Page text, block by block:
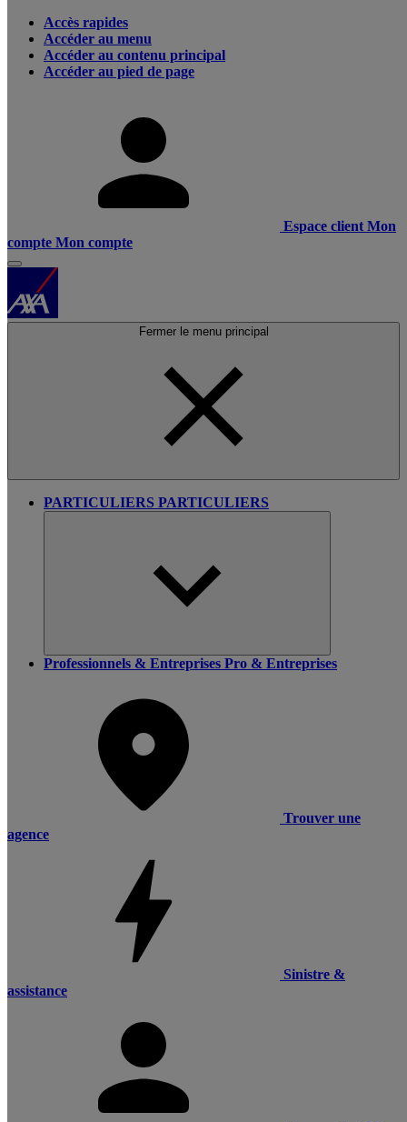
Accès rapides
Accéder au menu
Accéder au contenu principal
Accéder au pied de page
Espace client Mon
compte Mon compte
Fermer le menu principal
PARTICULIERS PARTICULIERS
Professionnels & Entreprises Pro & Entreprises
Trouver une
agence
Sinistre &
assistance